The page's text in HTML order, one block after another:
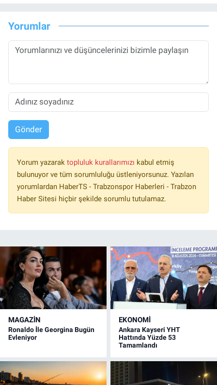
Yorumlar
Gönder
Yorum yazarak topluluk kurallarımızı kabul etmiş
bulunuyor ve tüm sorumluluğu üstleniyorsunuz. Yazılan
yorumlardan HaberTS - Trabzonspor Haberleri - Trabzon
Haber Sitesi hiçbir şekilde sorumlu tutulamaz.
MAGAZİN
Ronaldo İle Georgina Bugün
Evleniyor
EKONOMİ
Ankara Kayseri YHT
Hattında Yüzde 53
Tamamlandı